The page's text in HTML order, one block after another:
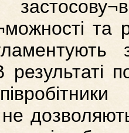
та
результаті